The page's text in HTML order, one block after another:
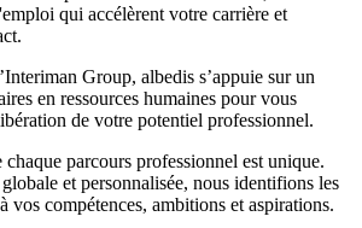
qui accélèrent votre carrière et
Group, albedis s’appuie sur un
en ressources humaines pour vous
de votre potentiel professionnel.
parcours professionnel est unique.
et personnalisée, nous identifions les
vos compétences, ambitions et aspirations.